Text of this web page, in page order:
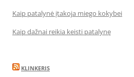
Kaip patalynė įtakoja miego kokybei
Kaip dažnai reikia keisti patalynę
KLINKERIS